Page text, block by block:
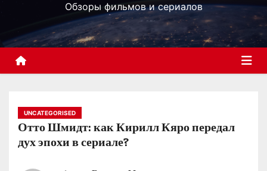
с
Обзоры фильмов и сериалов
UNCATEGORISED
Отто Шмидт: как Кирилл Кяро передал
дух эпохи в сериале?